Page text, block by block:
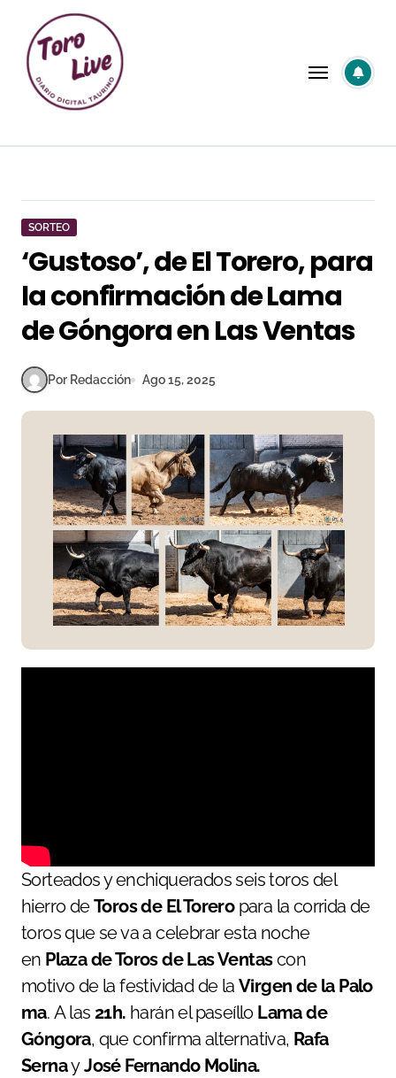
contenido
SORTEO
‘Gustoso’, de El Torero, para
la confirmación de Lama
de Góngora en Las Ventas
Por Redacción Ago 15, 2025
Sorteados y enchiquerados seis toros del
hierro deToros de El Toreropara la corrida de
toros que se va a celebrar esta noche
en Plaza de Toros de Las Ventascon
motivo de la festividad de la Virgen de la Palo
ma. A las21h. harán el paseíllo Lama de
Góngora, que confirma alternativa, Rafa
SernayJosé Fernando Molina.